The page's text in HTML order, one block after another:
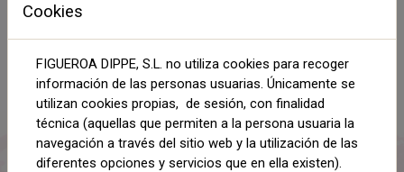
Compartir
DESCRIPCIÓN
Cookies
FIGUEROA DIPPE, S.L. no utiliza cookies para recoger
información de las personas usuarias. Únicamente se
utilizan cookies propias, de sesión, con finalidad
técnica (aquellas que permiten a la persona usuaria la
navegación a través del sitio web y la utilización de las
diferentes opciones y servicios que en ella existen).